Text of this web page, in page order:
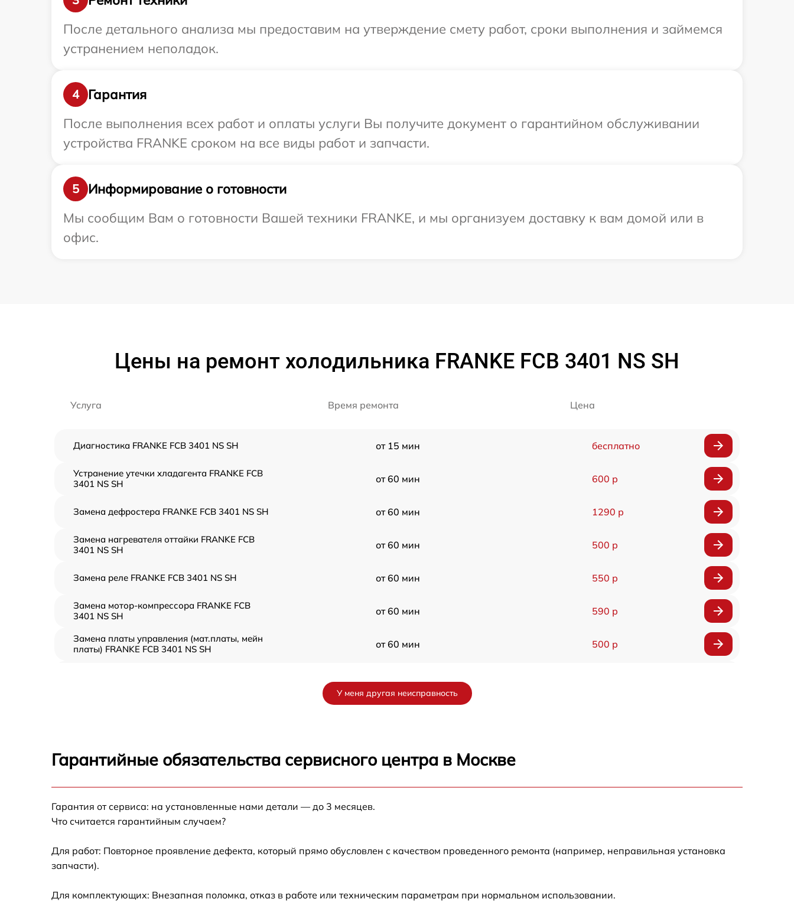
После детального анализа мы предоставим на утверждение смету работ, сроки выполнения и займемся
устранением неполадок.
4
Гарантия
После выполнения всех работ и оплаты услуги Вы получите документ о гарантийном обслуживании
устройства FRANKE сроком на все виды работ и запчасти.
5
Информирование о готовности
Мы сообщим Вам о готовности Вашей техники FRANKE, и мы организуем доставку к вам домой или в
офис.
Цены на ремонт холодильника FRANKE FCB 3401 NS SH
Услуга Время ремонта Цена
Диагностика FRANKE FCB 3401 NS SH от 15 мин бесплатно
Устранение утечки хладагента FRANKE FCB
3401 NS SH
от 60 мин 600 р
Замена дефростера FRANKE FCB 3401 NS SH от 60 мин 1290 р
Замена нагревателя оттайки FRANKE FCB
3401 NS SH
от 60 мин 500 р
Замена реле FRANKE FCB 3401 NS SH от 60 мин 550 р
Замена мотор-компрессора FRANKE FCB
3401 NS SH
от 60 мин 590 р
Замена платы управления (мат.платы, мейн
платы) FRANKE FCB 3401 NS SH
от 60 мин 500 р
Замена электросхемы FRANKE FCB 3401 NS
Устранение засора трубопровода FRANKE
У меня другая неисправность
Гарантийные обязательства сервисного центра в Москве
Гарантия от сервиса: на установленные нами детали — до 3 месяцев.
Что считается гарантийным случаем?
Для работ: Повторное проявление дефекта, который прямо обусловлен с качеством проведенного ремонта (например, неправильная установка
запчасти).
Для комплектующих: Внезапная поломка, отказ в работе или техническим параметрам при нормальном использовании.